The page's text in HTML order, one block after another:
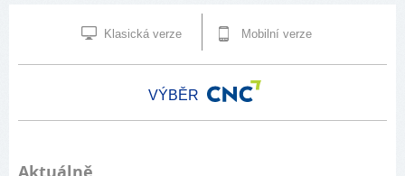
Klasická verze Mobilní verze
VÝBĚR